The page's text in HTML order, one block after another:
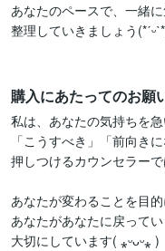
あなたのペースで、一緒
整理していきましょう
購入にあたってのお願
私は、あなたの気持ちを
「こうすべき」「前向き
押しつけるカウンセラーで
あなたが変わることを目
あなたがあなたに戻って
大切にしています( ⁎ᵕᴗᵕ⁎ )